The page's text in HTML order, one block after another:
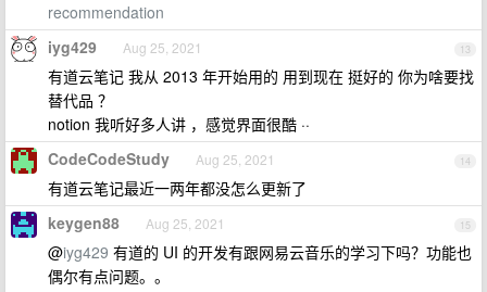
recommendation
13
iyg429 Aug 25, 2021
有道云笔记 我从 2013 年开始用的 用到现在 挺好的 你为啥要找
替代品 ？
notion 我听好多人讲 ，感觉界面很酷 ··
14
CodeCodeStudy Aug 25, 2021
有道云笔记最近一两年都没怎么更新了
15
keygen88 Aug 25, 2021
@iyg429 有道的 UI 的开发有跟网易云音乐的学习下吗？功能也
偶尔有点问题。。